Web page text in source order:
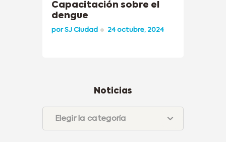
Capacitación sobre el
dengue
porSJ Ciudad 24 octubre, 2024
Noticias